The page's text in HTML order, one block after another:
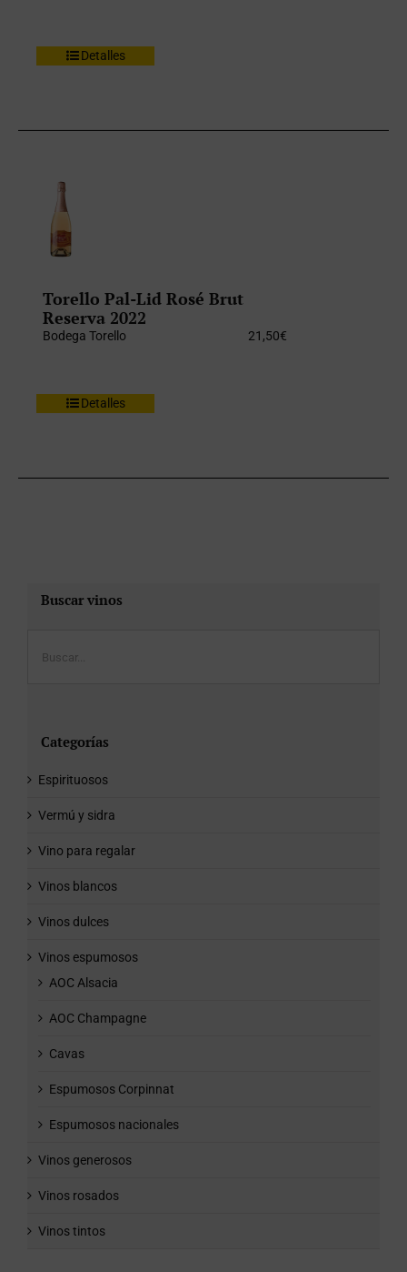
Detalles
Torello Pal-Lid Rosé Brut
Reserva 2022
Bodega Torello 21,50€
Detalles
Buscar vinos
Categorías
Espirituosos
Vermú y sidra
Vino para regalar
Vinos blancos
Vinos dulces
Vinos espumosos
AOC Alsacia
AOC Champagne
Cavas
Espumosos Corpinnat
Espumosos nacionales
Vinos generosos
Vinos rosados
Vinos tintos